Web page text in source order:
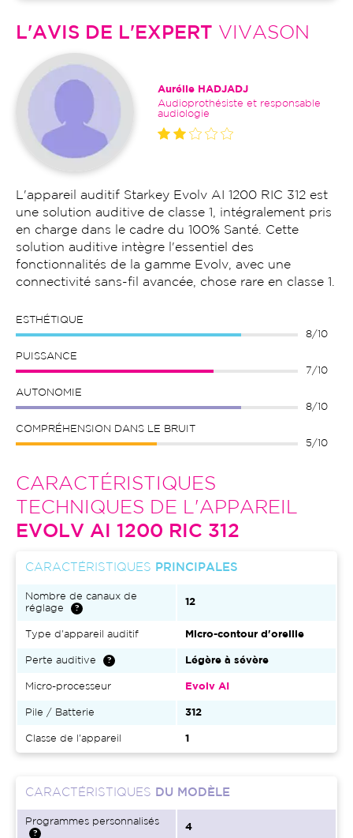
L'AVIS DE L'EXPERT VIVASON
Aurélie HADJADJ
Audioprothésiste et responsable
audiologie
L'appareil auditif Starkey Evolv AI 1200 RIC 312 est
une solution auditive de classe 1, intégralement pris
en charge dans le cadre du 100% Santé. Cette
solution auditive intègre l'essentiel des
fonctionnalités de la gamme Evolv, avec une
connectivité sans-fil avancée, chose rare en classe 1.
ESTHÉTIQUE
8/10
PUISSANCE
7/10
AUTONOMIE
8/10
COMPRÉHENSION DANS LE BRUIT
5/10
CARACTÉRISTIQUES
TECHNIQUES DE L'APPAREIL
EVOLV AI 1200 RIC 312
CARACTÉRISTIQUES PRINCIPALES
Nombre de canaux de
réglage
12
Type d'appareil auditif Micro-contour d'oreille
Perte auditive Légère à sévère
Micro-processeur Evolv AI
Pile / Batterie 312
Classe de l'appareil 1
CARACTÉRISTIQUES DU MODÈLE
Programmes personnalisés
4